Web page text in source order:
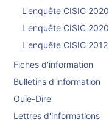
L'enquête CISIC
L'enquête CISIC
L'enquête CISIC
Fiches d'information
Bulletins d'information
Ouïe-Dire
Lettres d'informations